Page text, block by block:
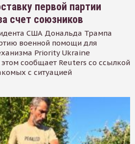
первой партии
счет союзников
США Дональда Трампа
военной помощи для
Priority Ukraine
сообщает Reuters со ссылкой
с ситуацией